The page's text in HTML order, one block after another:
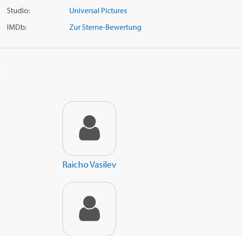
Studio:
Universal Pictures
IMDb:
Zur Sterne-Bewertung
Raicho Vasilev